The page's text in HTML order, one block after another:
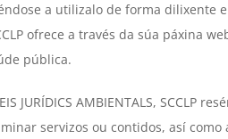
a utilizalo de forma dilixente
ofrece a través da súa
pública.
JURÍDICS AMBIENTALS,
servizos ou contidos, así